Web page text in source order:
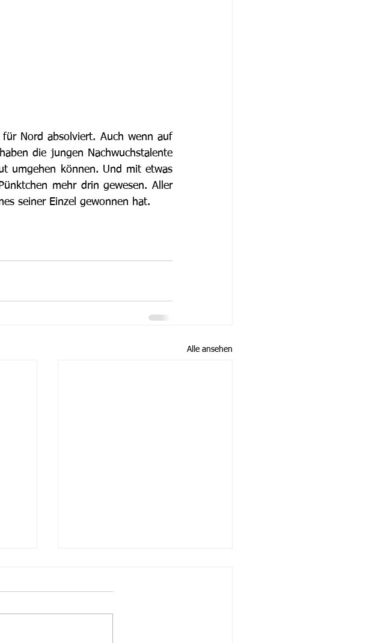
Nord absolviert. Auch wenn auf
die jungen Nachwuchstalente
umgehen können. Und mit etwas
mehr drin gewesen. Aller
seiner Einzel gewonnen hat.
Alle ansehen